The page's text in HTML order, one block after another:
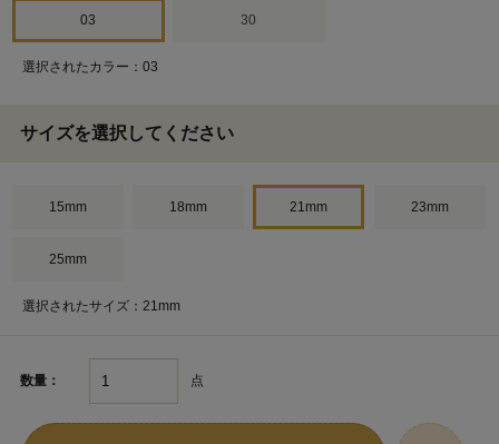
03 30
選択されたカラー：03
サイズを選択してください
15mm 18mm 21mm 23mm
25mm
選択されたサイズ：21mm
数量： 点